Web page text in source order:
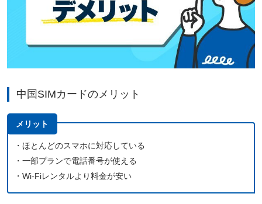
中国SIMカードのメリット
メリット
・ほとんどのスマホに対応している
・一部プランで電話番号が使える
・Wi-Fiレンタルより料金が安い